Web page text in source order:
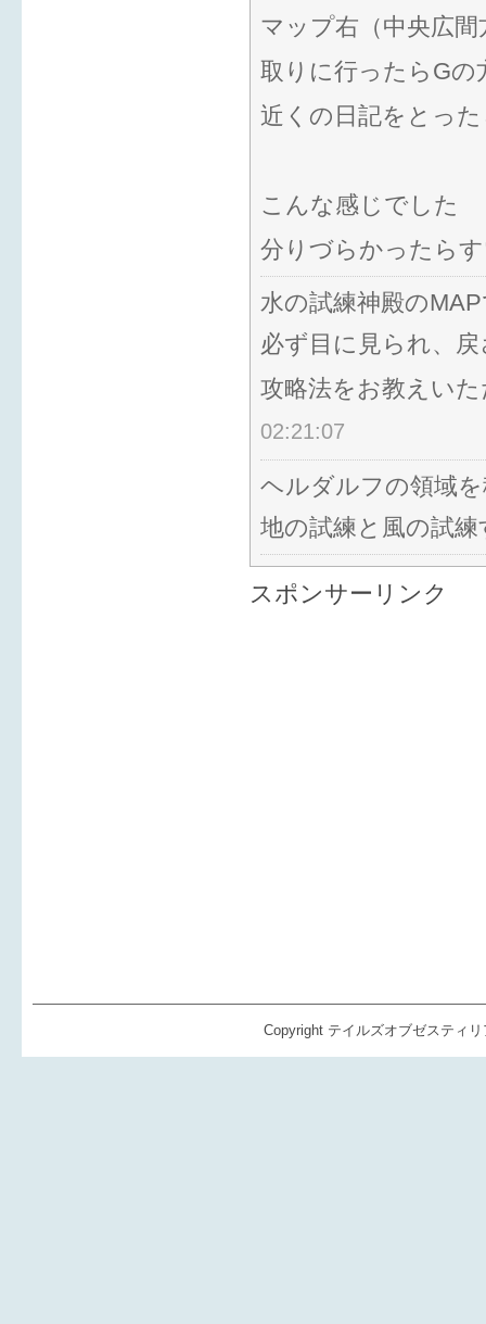
マップ右（中央広
取りに行ったらG
近くの日記をとっ
こんな感じでした
分りづらかったら
水の試練神殿の
必ず目に見られ、
攻略法をお教えい
02:21:07
ヘルダルフの領域
地の試練と風の試
スポンサーリンク
Copyright テイルズオブゼスティ